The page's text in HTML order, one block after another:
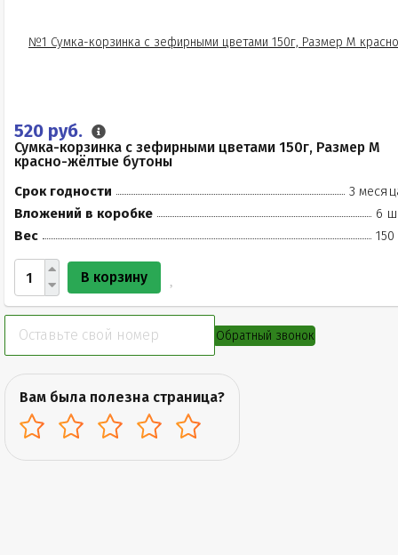
520 руб.
Сумка-корзинка с зефирными цветами 150г, Размер М
красно-жёлтые бутоны
Срок годности
3
Вложений в коробке
6
Вес
150
В корзину
Обратный звонок
Вам была полезна страница?